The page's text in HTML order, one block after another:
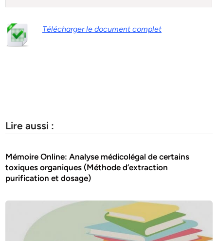
Télécharger le document complet
Lire aussi :
Mémoire Online: Analyse médicolégal de certains
toxiques organiques (Méthode d’extraction
purification et dosage)